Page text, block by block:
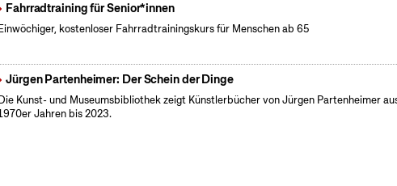
Fahrradtraining für Senior*innen
kostenloser Fahrradtrainingskurs für Menschen ab 65
Jürgen Partenheimer: Der Schein der Dinge
Kunst- und Museumsbibliothek zeigt Künstlerbücher von Jürgen Partenheimer
Jahren bis 2023.